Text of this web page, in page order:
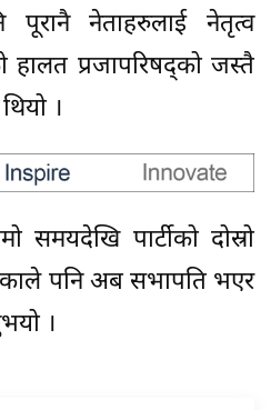
नेताहरुलाई नेतृत्व
हालत प्रजापरिषद्को जस्तै
।
पार्टीको दोस्रो
पनि अब सभापति भएर
।